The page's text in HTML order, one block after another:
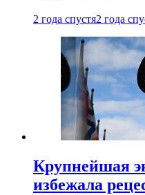
2 года спустя2 года
Крупнейшая
избежала